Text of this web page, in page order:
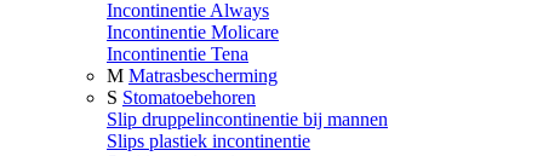
Incontinentie Always
Incontinentie Molicare
Incontinentie Tena
M Matrasbescherming
S Stomatoebehoren
Slip druppelincontinentie bij mannen
Slips plastiek incontinentie